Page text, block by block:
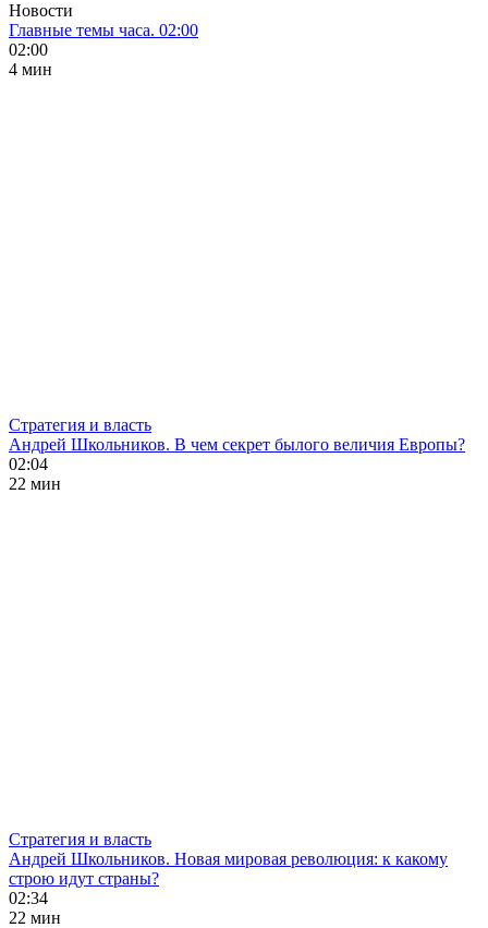
Новости
Главные темы часа. 02:00
02:00
4 мин
Стратегия и власть
Андрей Школьников. В чем секрет былого величия Европы?
02:04
22 мин
Стратегия и власть
Андрей Школьников. Новая мировая революция: к какому
строю идут страны?
02:34
22 мин